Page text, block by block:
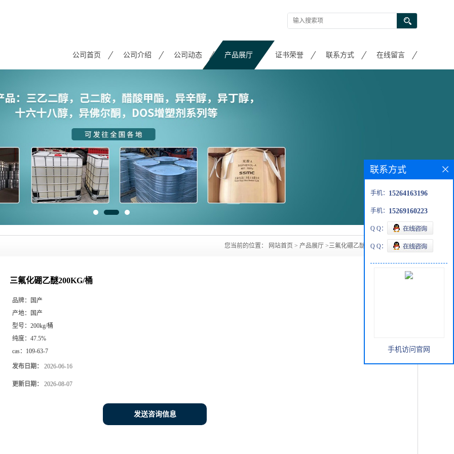
公司首页 公司介绍 公司动态 产品展厅 证书荣誉 联系方式 在线留言
您当前的位置： 网站首页 > 产品展厅 >三氟化硼乙醚200KG/桶
三氟化硼乙醚200KG/桶
品牌： 国产
产地： 国产
型号： 200kg/桶
纯度： 47.5%
cas： 109-63-7
发布日期： 2026-06-16
更新日期： 2026-08-07
发送咨询信息
联系方式
手机： 15264163196
手机： 15269160223
Q Q：
Q Q：
手机访问官网